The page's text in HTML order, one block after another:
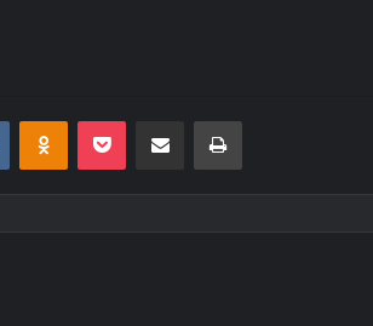
VKontakteOdnoklassniki
Pocket E-Posta ile paylaş Yazdır